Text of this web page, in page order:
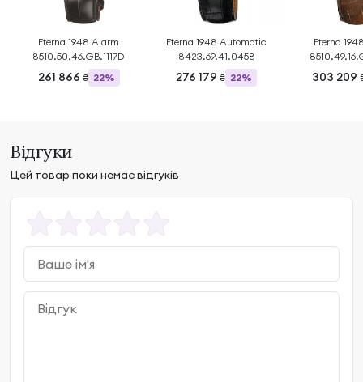
Eterna 1948 Alarm
8510.50.46.GB.1117D
261 866 ₴ 22%
Eterna 1948 Automatic
8423.69.41.0458
276 179 ₴ 22%
Eterna
303 209
Відгуки
Цей товар поки немає відгуків